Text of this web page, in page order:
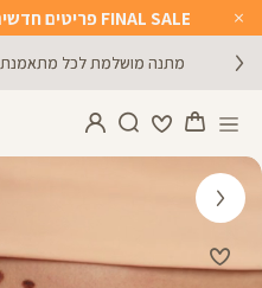
Close
Timer
FINAL SALE פריטים חדשים נוספו עד 169.90 ש"ח >>
מתנה מושלמת לכל מתאמנת